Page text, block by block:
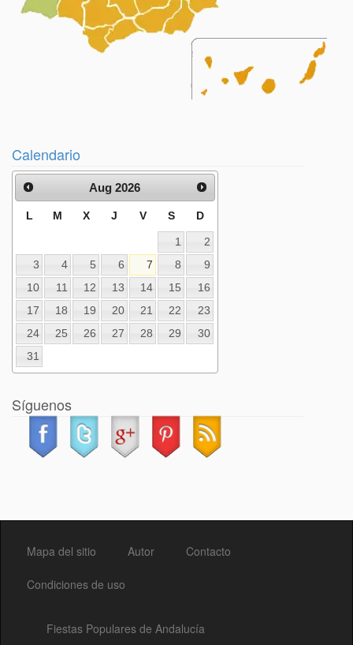
Calendario
Aug 2026
L M X J V S D
1
2
3
4 5 6 7 8
9
10
11 12 13 14 15
16
17
18 19 20 21 22
23
24
25 26 27 28 29
30
31
Síguenos
Mapa del sitio Autor Contacto
Condiciones de uso
Fiestas Populares de Andalucía